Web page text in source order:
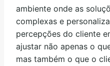
ambiente onde as
complexas e
percepções do cliente
ajustar não apenas o
mas também o que o